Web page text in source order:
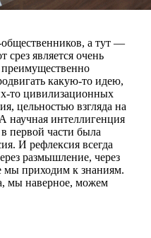
а тут —
срез является очень
какую-то идею,
то цивилизационных
цельностью взгляда на
научная интеллигенция
первой части была
И рефлексия всегда
размышление, через
мы приходим к знаниям.
мы наверное, можем